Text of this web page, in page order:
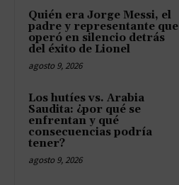
Quién era Jorge Messi, el
padre y representante que
operó en silencio detrás
del éxito de Lionel
agosto 9, 2026
Los hutíes vs. Arabia
Saudita: ¿por qué se
enfrentan y qué
consecuencias podría
tener?
agosto 9, 2026